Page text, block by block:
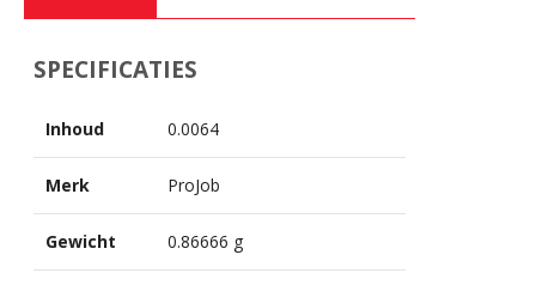
SPECIFICATIES
Inhoud 0.0064
Merk ProJob
Gewicht 0.86666 g